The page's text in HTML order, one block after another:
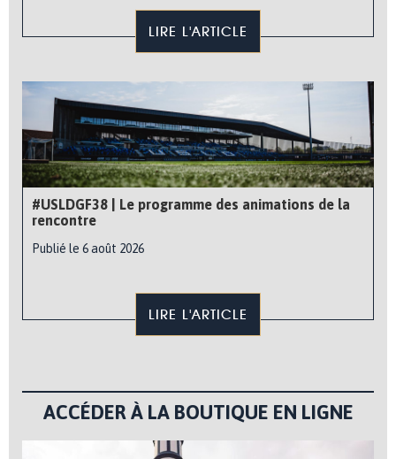
LIRE L'ARTICLE
#USLDGF38 | Le programme des animations de la
rencontre
Publié le 6 août 2026
LIRE L'ARTICLE
ACCÉDER À LA BOUTIQUE EN LIGNE